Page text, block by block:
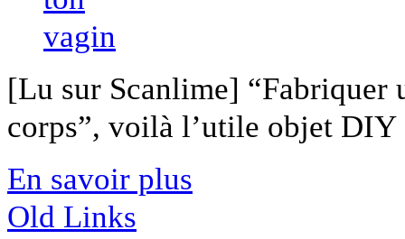
[Lu sur Scanlime] “Fabriquer
corps”, voilà l’utile objet
En savoir plus
Old Links